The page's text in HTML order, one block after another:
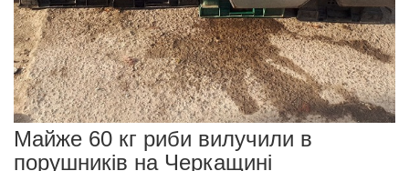
Майже 60 кг риби вилучили в
порушників на Черкащині